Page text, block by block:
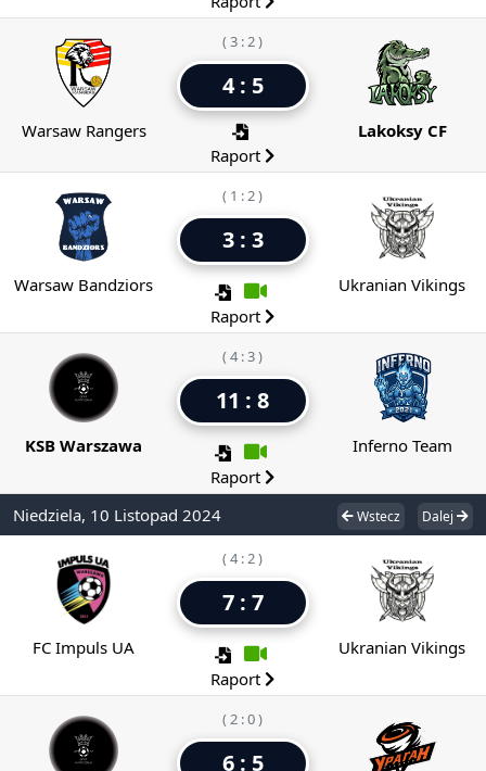
Warsaw Rangers
( 3 : 2 )
4 : 5
Raport
Lakoksy CF
Warsaw Bandziors
( 1 : 2 )
3 : 3
Raport
Ukranian Vikings
KSB Warszawa
( 4 : 3 )
11 : 8
Raport
Inferno Team
Niedziela, 10 Listopad 2024 Wstecz Dalej
FC Impuls UA
( 4 : 2 )
7 : 7
Raport
Ukranian Vikings
( 2 : 0 )
6 : 5